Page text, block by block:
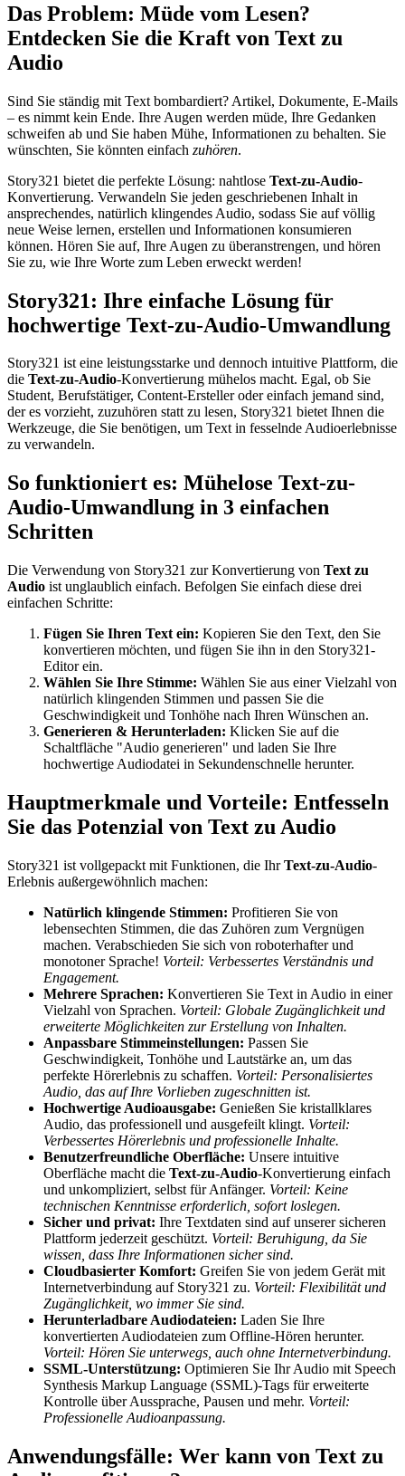
Das Problem: Müde vom Lesen?
Entdecken Sie die Kraft von Text zu
Audio
Sind Sie ständig mit Text bombardiert? Artikel, Dokumente, E-Mails
– es nimmt kein Ende. Ihre Augen werden müde, Ihre Gedanken
schweifen ab und Sie haben Mühe, Informationen zu behalten. Sie
wünschten, Sie könnten einfach zuhören.
Story321 bietet die perfekte Lösung: nahtlose Text-zu-Audio-
Konvertierung. Verwandeln Sie jeden geschriebenen Inhalt in
ansprechendes, natürlich klingendes Audio, sodass Sie auf völlig
neue Weise lernen, erstellen und Informationen konsumieren
können. Hören Sie auf, Ihre Augen zu überanstrengen, und hören
Sie zu, wie Ihre Worte zum Leben erweckt werden!
Story321: Ihre einfache Lösung für
hochwertige Text-zu-Audio-Umwandlung
Story321 ist eine leistungsstarke und dennoch intuitive Plattform, die
die Text-zu-Audio-Konvertierung mühelos macht. Egal, ob Sie
Student, Berufstätiger, Content-Ersteller oder einfach jemand sind,
der es vorzieht, zuzuhören statt zu lesen, Story321 bietet Ihnen die
Werkzeuge, die Sie benötigen, um Text in fesselnde Audioerlebnisse
zu verwandeln.
So funktioniert es: Mühelose Text-zu-
Audio-Umwandlung in 3 einfachen
Schritten
Die Verwendung von Story321 zur Konvertierung von Text zu
Audio ist unglaublich einfach. Befolgen Sie einfach diese drei
einfachen Schritte:
Fügen Sie Ihren Text ein: Kopieren Sie den Text, den Sie
konvertieren möchten, und fügen Sie ihn in den Story321-
Editor ein.
Wählen Sie Ihre Stimme: Wählen Sie aus einer Vielzahl von
natürlich klingenden Stimmen und passen Sie die
Geschwindigkeit und Tonhöhe nach Ihren Wünschen an.
Generieren & Herunterladen: Klicken Sie auf die
Schaltfläche "Audio generieren" und laden Sie Ihre
hochwertige Audiodatei in Sekundenschnelle herunter.
Hauptmerkmale und Vorteile: Entfesseln
Sie das Potenzial von Text zu Audio
Story321 ist vollgepackt mit Funktionen, die IhrText-zu-Audio-
Erlebnis außergewöhnlich machen:
Natürlich klingende Stimmen: Profitieren Sie von
lebensechten Stimmen, die das Zuhören zum Vergnügen
machen. Verabschieden Sie sich von roboterhafter und
monotoner Sprache! Vorteil: Verbessertes Verständnis und
Engagement.
Mehrere Sprachen: Konvertieren Sie Text in Audio in einer
Vielzahl von Sprachen. Vorteil: Globale Zugänglichkeit und
erweiterte Möglichkeiten zur Erstellung von Inhalten.
Anpassbare Stimmeinstellungen: Passen Sie
Geschwindigkeit, Tonhöhe und Lautstärke an, um das
perfekte Hörerlebnis zu schaffen. Vorteil: Personalisiertes
Audio, das auf Ihre Vorlieben zugeschnitten ist.
Hochwertige Audioausgabe: Genießen Sie kristallklares
Audio, das professionell und ausgefeilt klingt. Vorteil:
Verbessertes Hörerlebnis und professionelle Inhalte.
Benutzerfreundliche Oberfläche: Unsere intuitive
Oberfläche macht die Text-zu-Audio-Konvertierung einfach
und unkompliziert, selbst für Anfänger. Vorteil: Keine
technischen Kenntnisse erforderlich, sofort loslegen.
Sicher und privat: Ihre Textdaten sind auf unserer sicheren
Plattform jederzeit geschützt. Vorteil: Beruhigung, da Sie
wissen, dass Ihre Informationen sicher sind.
Cloudbasierter Komfort: Greifen Sie von jedem Gerät mit
Internetverbindung auf Story321 zu. Vorteil: Flexibilität und
Zugänglichkeit, wo immer Sie sind.
Herunterladbare Audiodateien: Laden Sie Ihre
konvertierten Audiodateien zum Offline-Hören herunter.
Vorteil: Hören Sie unterwegs, auch ohne Internetverbindung.
SSML-Unterstützung: Optimieren Sie Ihr Audio mit Speech
Synthesis Markup Language (SSML)-Tags für erweiterte
Kontrolle über Aussprache, Pausen und mehr. Vorteil:
Professionelle Audioanpassung.
Anwendungsfälle: Wer kann von Text zu